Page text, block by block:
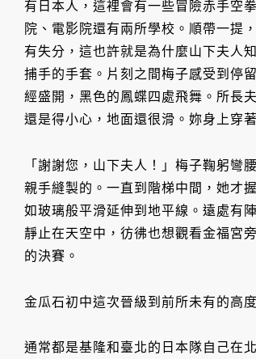
有日本人，這裡會有一些冒險赤手空
院、電影院還有兩所學校。順帶一提
有失分，這也許就是為什麼山下夫人
捕手的手套。片刻之間梅子感受到停
經盛開，黑色的鳳蝶四處飛舞。所長
還是得小心，地面還很滑。妳身上穿
「謝謝您，山下夫人！」梅子鞠躬彎
親手縫製的。一直到階梯中間，她才
如玻璃般平滑延伸到地平線。遠處有
靜止在天空中，彷彿也想觀看金福宮
的決賽。
金瓜石初中這次晉級到前所未有的高度
通常都是基隆和臺北的日本隊自己在